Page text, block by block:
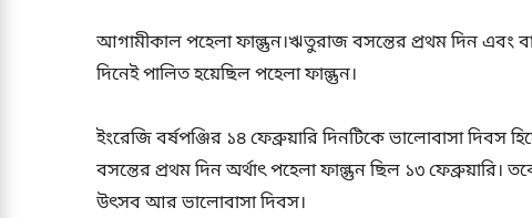
আগামীকাল পহেলা ফাল্গুন।ঋতুরাজ বসন্তের প্রথম দিন এবং
দিনেই পালিত হয়েছিল পহেলা ফাল্গুন।
ইংরেজি বর্ষপঞ্জির ১৪ ফেব্রুয়ারি দিনটিকে ভালোবাসা দিবস
বসন্তের প্রথম দিন অর্থাৎ পহেলা ফাল্গুন ছিল ১৩ ফেব্রুয়ারি।
উৎসব আর ভালোবাসা দিবস।